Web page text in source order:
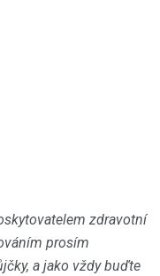
zdravotní
prosím
a jako vždy buďte